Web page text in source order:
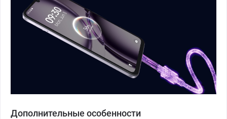
Дополнительные особенности